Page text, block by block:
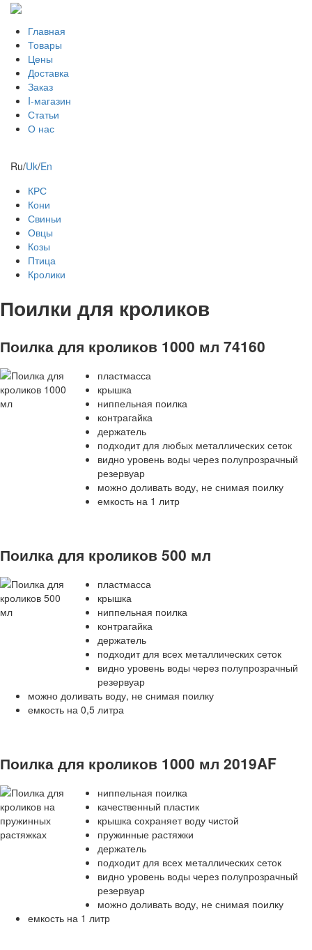
Главная
Товары
Цены
Доставка
Заказ
I-магазин
Статьи
О нас
Ru/Uk/En
КРС
Кони
Свиньи
Овцы
Козы
Птица
Кролики
Поилки для кроликов
Поилка для кроликов 1000 мл 74160
пластмасса
крышка
ниппельная поилка
контрагайка
держатель
подходит для любых металлических сеток
видно уровень воды через полупрозрачный
резервуар
можно доливать воду, не снимая поилку
емкость на 1 литр
Поилка для кроликов 500 мл
пластмасса
крышка
ниппельная поилка
контрагайка
держатель
подходит для всех металлических сеток
видно уровень воды через полупрозрачный
резервуар
можно доливать воду, не снимая поилку
емкость на 0,5 литра
Поилка для кроликов 1000 мл 2019AF
ниппельная поилка
качественный пластик
крышка сохраняет воду чистой
пружинные растяжки
держатель
подходит для всех металлических сеток
видно уровень воды через полупрозрачный
резервуар
можно доливать воду, не снимая поилку
емкость на 1 литр